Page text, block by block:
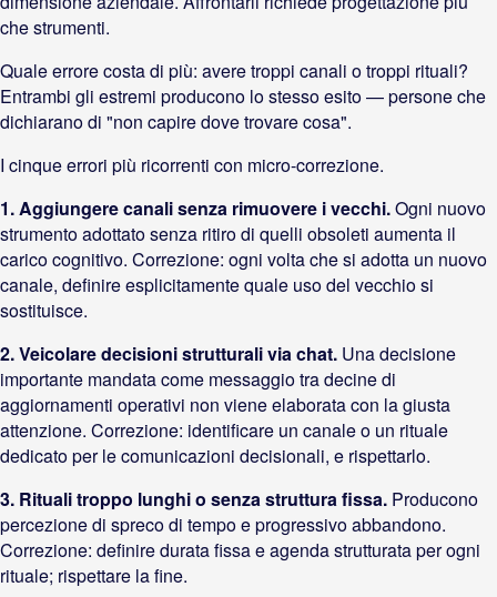
che strumenti.
Quale errore costa di più: avere troppi canali o troppi rituali?
Entrambi gli estremi producono lo stesso esito — persone che
dichiarano di "non capire dove trovare cosa".
I cinque errori più ricorrenti con micro-correzione.
1. Aggiungere canali senza rimuovere i vecchi.Ogni nuovo
strumento adottato senza ritiro di quelli obsoleti aumenta il
carico cognitivo. Correzione: ogni volta che si adotta un nuovo
canale, definire esplicitamente quale uso del vecchio si
sostituisce.
2. Veicolare decisioni strutturali via chat. Una decisione
importante mandata come messaggio tra decine di
aggiornamenti operativi non viene elaborata con la giusta
attenzione. Correzione: identificare un canale o un rituale
dedicato per le comunicazioni decisionali, e rispettarlo.
3. Rituali troppo lunghi o senza struttura fissa. Producono
percezione di spreco di tempo e progressivo abbandono.
Correzione: definire durata fissa e agenda strutturata per ogni
rituale; rispettare la fine.